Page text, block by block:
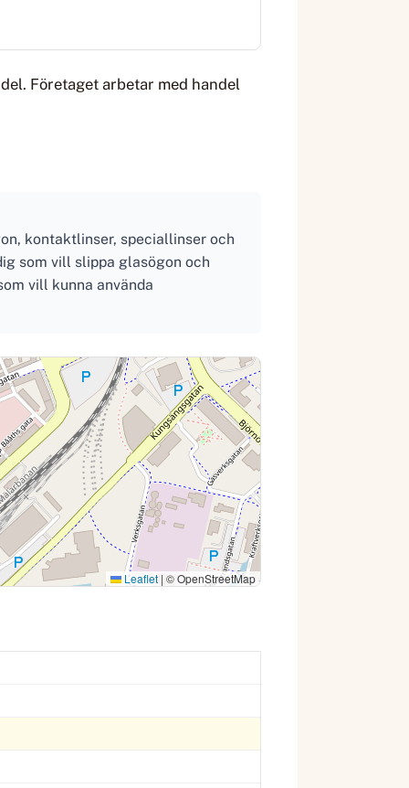
Företaget arbetar med handel
kontaktlinser, speciallinser och
som vill slippa glasögon och
vill kunna använda
Leaflet | © OpenStreetMap